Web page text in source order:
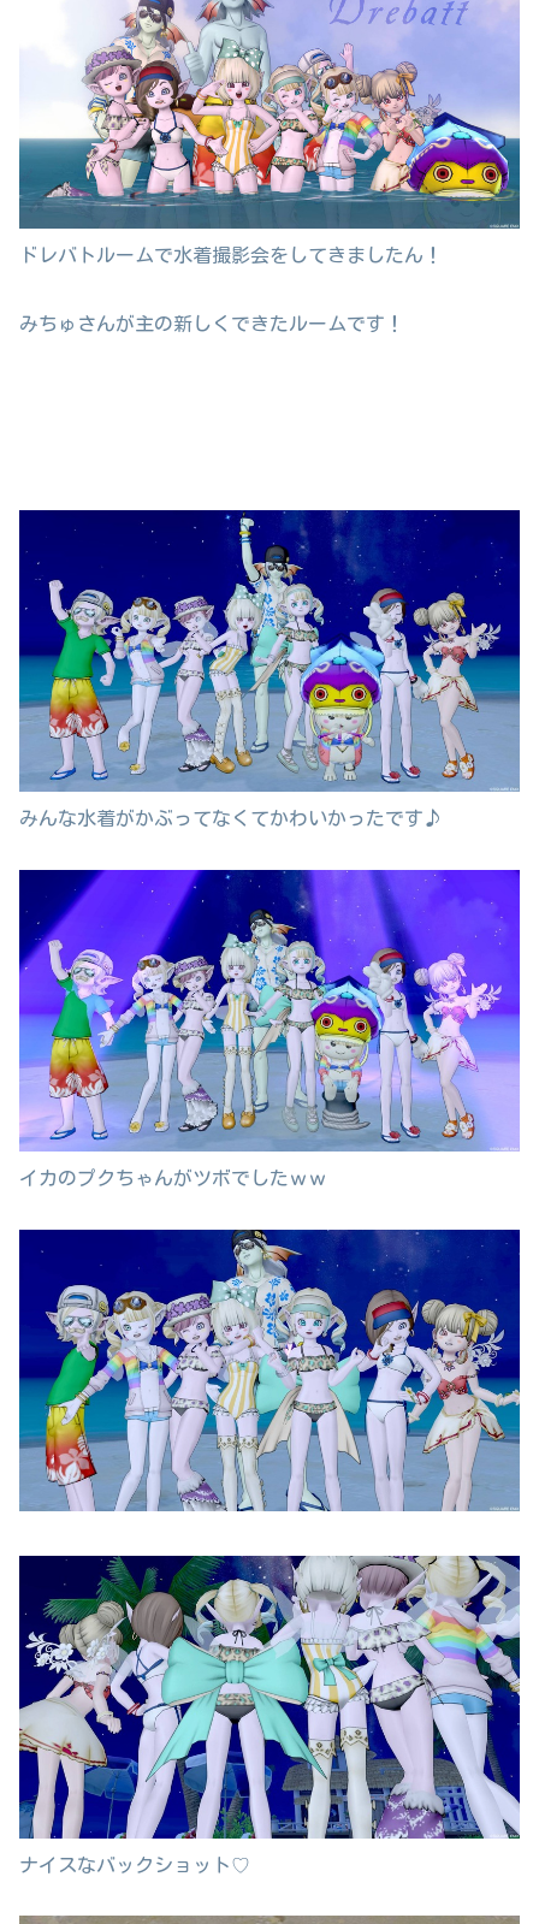
ドレバトルームで水着撮影会をしてきましたん！
みちゅさんが主の新しくできたルームです！
みんな水着がかぶってなくてかわいかったです♪
イカのプクちゃんがツボでしたｗｗ
ナイスなバックショット♡